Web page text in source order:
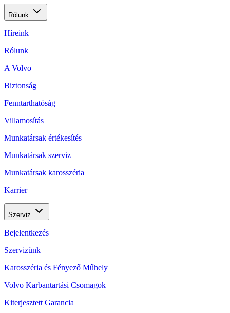
Rólunk
Híreink
Rólunk
A Volvo
Biztonság
Fenntarthatóság
Villamosítás
Munkatársak értékesítés
Munkatársak szerviz
Munkatársak karosszéria
Karrier
Szerviz
Bejelentkezés
Szervizünk
Karosszéria és Fényező Műhely
Volvo Karbantartási Csomagok
Kiterjesztett Garancia